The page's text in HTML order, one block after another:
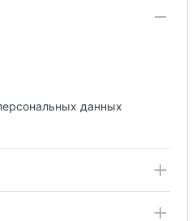
данных